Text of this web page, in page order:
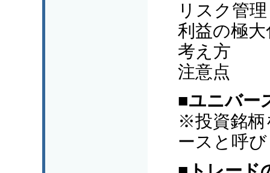
リスク管理
利益の極大
考え方
注意点
■ユニバー
※投資銘柄
ースと呼